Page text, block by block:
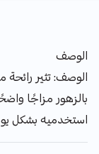
الوصف
الوصف: تثير رائحة
بالزهور مزاجًا
استخدميه بشكل